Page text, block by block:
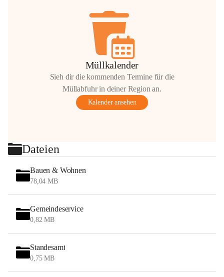
Müllkalender
Sieh dir die kommenden Termine für die
Müllabfuhr in deiner Region an.
Kalender ansehen
Dateien
Bauen & Wohnen
78,04 MB
Gemeindeservice
0,82 MB
Standesamt
0,75 MB